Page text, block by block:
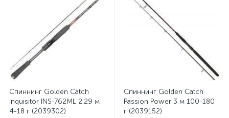
Спиннинг Golden Catch
Inquisitor INS-762ML 2.29 м
4-18 г (2039302)
Спиннинг Golden Catch
Passion Power 3 м 100-180
г (2039152)